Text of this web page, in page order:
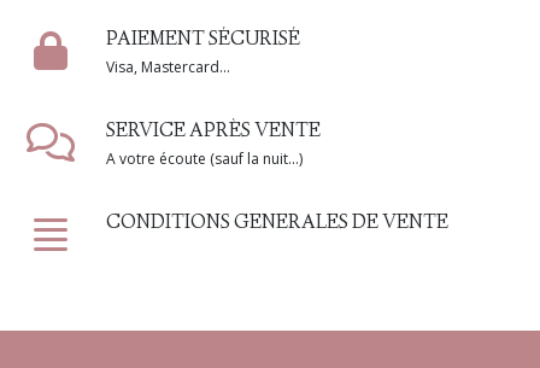
PAIEMENT SÉCURISÉ
Visa, Mastercard...
SERVICE APRÈS VENTE
A votre écoute (sauf la nuit...)
CONDITIONS GENERALES DE VENTE